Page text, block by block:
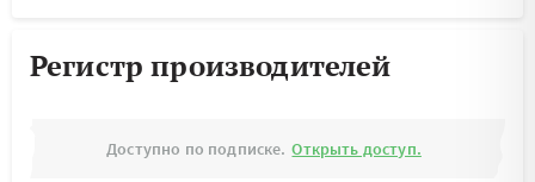
Регистр производителей
Доступно по подписке. Открыть доступ.